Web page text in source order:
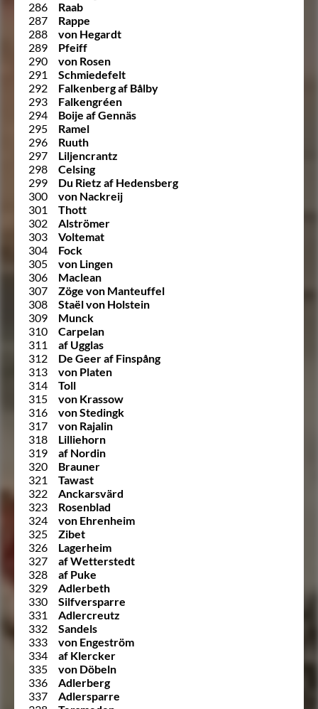
286
Raab
287
Rappe
288
von Hegardt
289
Pfeiff
290
von Rosen
291
Schmiedefelt
292
Falkenberg af Bålby
293
Falkengréen
294
Boije af Gennäs
295
Ramel
296
Ruuth
297
Liljencrantz
298
Celsing
299
Du Rietz af Hedensberg
300
von Nackreij
301
Thott
302
Alströmer
303
Voltemat
304
Fock
305
von Lingen
306
Maclean
307
Zöge von Manteuffel
308
Staël von Holstein
309
Munck
310
Carpelan
311
af Ugglas
312
De Geer af Finspång
313
von Platen
314
Toll
315
von Krassow
316
von Stedingk
317
von Rajalin
318
Lilliehorn
319
af Nordin
320
Brauner
321
Tawast
322
Anckarsvärd
323
Rosenblad
324
von Ehrenheim
325
Zibet
326
Lagerheim
327
af Wetterstedt
328
af Puke
329
Adlerbeth
330
Silfversparre
331
Adlercreutz
332
Sandels
333
von Engeström
334
af Klercker
335
von Döbeln
336
Adlerberg
337
Adlersparre